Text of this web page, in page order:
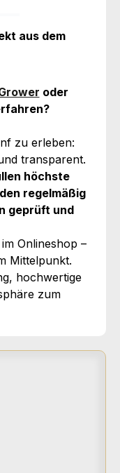
aus dem
oder
zu erleben:
transparent.
höchste
regelmäßig
geprüft und
Onlineshop –
Mittelpunkt.
hochwertige
zum